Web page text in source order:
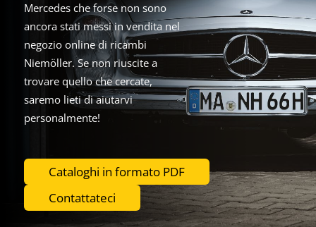
Mercedes che forse non sono
ancora stati messi in vendita nel
negozio online di ricambi
Niemöller. Se non riuscite a
trovare quello che cercate,
saremo lieti di aiutarvi
personalmente!
Cataloghi in formato PDF
Contattateci